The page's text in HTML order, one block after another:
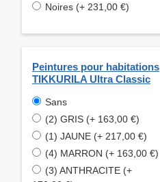
Noires (+ 231,00 €)
Peintures pour habitations
TIKKURILA Ultra Classic
Sans
(2) GRIS (+ 163,00 €)
(1) JAUNE (+ 217,00 €)
(4) MARRON (+ 163,00 €)
(3) ANTHRACITE (+